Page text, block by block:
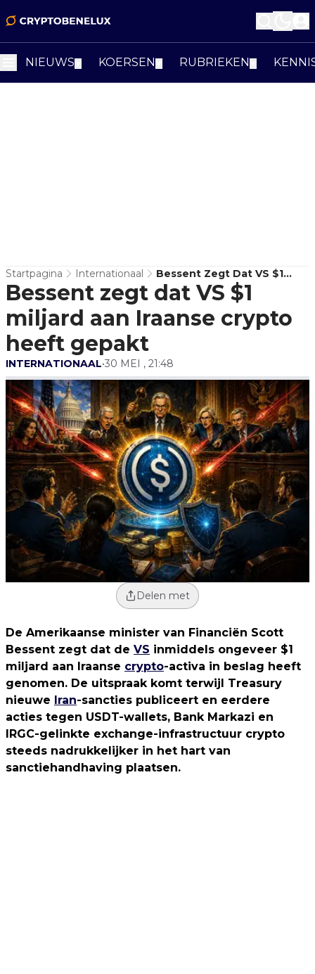
NIEUWS KOERSEN RUBRIEKEN
Startpagina Internationaal
Bessent Zegt Dat VS $1
Miljard Aan Iraanse Crypto
Heeft Gepakt
Bessent zegt dat VS $1
miljard aan Iraanse crypto
heeft gepakt
INTERNATIONAAL•30 MEI , 21:48
Delen met
De Amerikaanse minister van Financiën Scott
Bessent zegt dat de VS inmiddels ongeveer $1
miljard aan Iraanse crypto-activa in beslag heeft
genomen. De uitspraak komt terwijl Treasury
nieuwe Iran-sancties publiceert en eerdere
acties tegen USDT-wallets, Bank Markazi en
IRGC-gelinkte exchange-infrastructuur crypto
steeds nadrukkelijker in het hart van
sanctiehandhaving plaatsen.